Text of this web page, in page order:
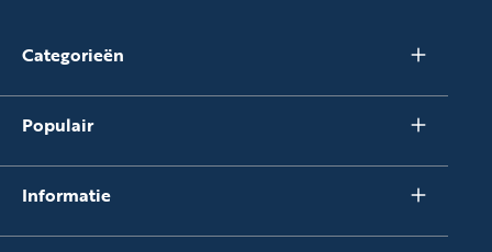
Categorieën
Populair
Informatie